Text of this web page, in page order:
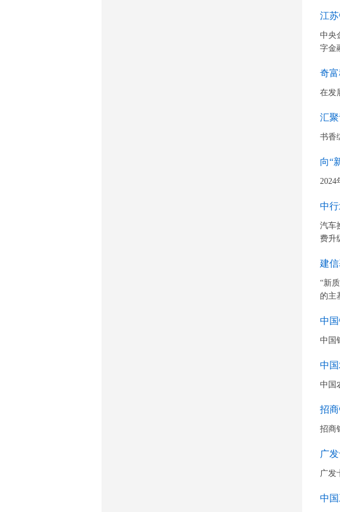
江
中央
字金
奇
在发
汇
书香
向“
2024
中
汽车
费升
建
“新
的主
中
中国
中
中国
招
招商
广
广发
中